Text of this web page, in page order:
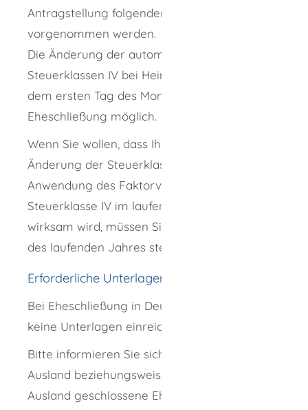
Antragstellung folgenden Monats
vorgenommen werden.
Die Änderung der automatisiert gebildeten
Steuerklassen IV bei Heirat ist aber bereits ab
dem ersten Tag des Monats der
Eheschließung möglich.
Wenn Sie wollen, dass Ihr Antrag auf
Änderung der Steuerklassen oder
Anwendung des Faktorverfahrens bei
Steuerklasse IV im laufenden Kalenderjahr
wirksam wird, müssen Sie ihn bis zum 30.11.
des laufenden Jahres stellen.
Erforderliche Unterlagen
Bei Eheschließung in Deutschland müssen Sie
keine Unterlagen einreichen.
Bitte informieren Sie sich bei Zuzug aus dem
Ausland beziehungsweise bei einer im
Ausland geschlossene Ehe vor Beantragung